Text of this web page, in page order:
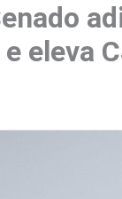
eleva